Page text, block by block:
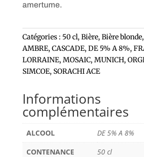
amertume.
Catégories : 50 cl, Bière, Bière blonde,
AMBRE, CASCADE, DE 5% A 8%,
LORRAINE, MOSAIC, MUNICH,
SIMCOE, SORACHI ACE
Informations
complémentaires
ALCOOL
DE 5% A 8%
CONTENANCE
50 cl